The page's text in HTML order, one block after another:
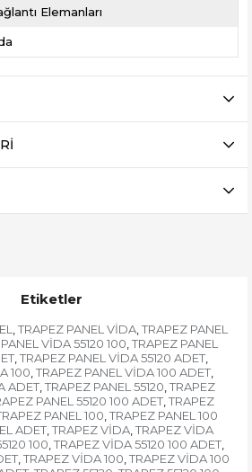
Elemanları
Etiketler
, TRAPEZ PANEL VİDA, TRAPEZ PANEL
VİDA 55120 100, TRAPEZ PANEL
, TRAPEZ PANEL VİDA 55120 ADET,
100, TRAPEZ PANEL VİDA 100 ADET,
ADET, TRAPEZ PANEL 55120, TRAPEZ
PANEL 55120 100 ADET, TRAPEZ
PANEL 100, TRAPEZ PANEL 100
ADET, TRAPEZ VİDA, TRAPEZ VİDA
100, TRAPEZ VİDA 55120 100 ADET,
, TRAPEZ VİDA 100, TRAPEZ VİDA 100